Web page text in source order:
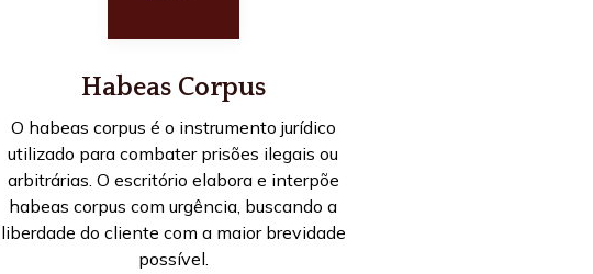
Habeas Corpus
O habeas corpus é o instrumento jurídico
utilizado para combater prisões ilegais ou
arbitrárias. O escritório elabora e interpõe
habeas corpus com urgência, buscando a
liberdade do cliente com a maior brevidade
possível.